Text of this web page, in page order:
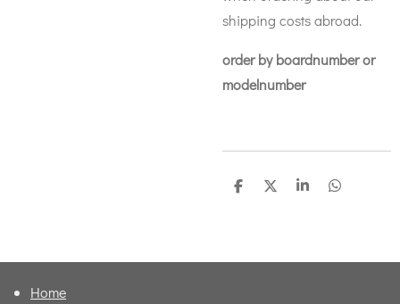
shipping costs abroad.
order by boardnumber or
modelnumber
D
D
S
D
Home